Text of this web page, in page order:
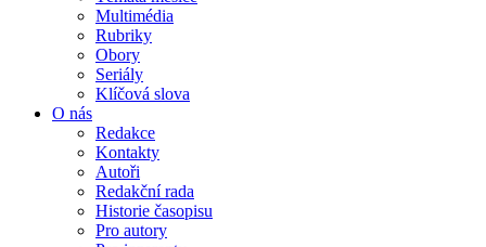
Multimédia
Rubriky
Obory
Seriály
Klíčová slova
O nás
Redakce
Kontakty
Autoři
Redakční rada
Historie časopisu
Pro autory